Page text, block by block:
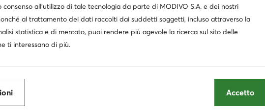
consenso all’utilizzo di tale tecnologia da parte di MODIVO S.A. e dei nostri
al trattamento dei dati raccolti dai suddetti soggetti, incluso attraverso la
statistica e di mercato, puoi rendere più agevole la ricerca sul sito delle
ti interessano di più.
Accetto